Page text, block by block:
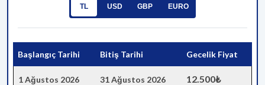
TL USD GBP EURO
Başlangıç Tarihi Bitiş Tarihi Gecelik Fiyat
1 Ağustos 2026 31 Ağustos 2026 12.500₺